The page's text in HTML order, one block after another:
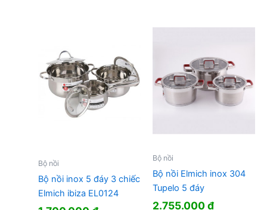
Bộ nồi
Bộ nồi inox 5 đáy 3 chiếc
Elmich ibiza EL0124
Bộ nồi
Bộ nồi Elmich inox 304
Tupelo 5 đáy
2.755.000₫